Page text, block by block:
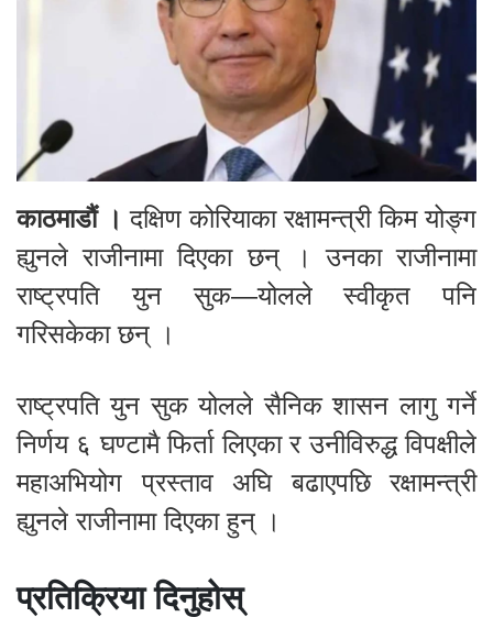
काठमाडौं ।दक्षिण कोरियाका रक्षामन्त्री किम योङ्ग
ह्युनले राजीनामा दिएका छन् । उनका राजीनामा
राष्ट्रपति युन सुक—योलले स्वीकृत पनि
गरिसकेका छन् ।
राष्ट्रपति युन सुक योलले सैनिक शासन लागु गर्ने
निर्णय ६ घण्टामै फिर्ता लिएका र उनीविरुद्ध विपक्षीले
महाअभियोग प्रस्ताव अघि बढाएपछि रक्षामन्त्री
ह्युनले राजीनामा दिएका हुन् ।
प्रतिक्रिया दिनुहोस्